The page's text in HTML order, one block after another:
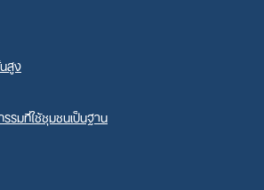
สูง
มที่ใช้ชุมชนเป็นฐาน